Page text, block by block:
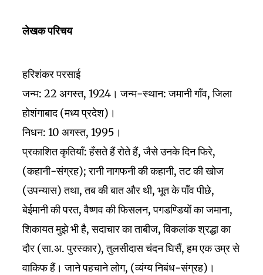
लेखक परिचय
हरिशंकर परसाई
जन्म: 22 अगस्त, 1924। जन्म-स्थान: जमानी गाँव, जिला
होशंगाबाद (मध्य प्रदेश)।
निधन: 10 अगस्त, 1995।
प्रकाशित कृतियाँ: हँसते हैं रोते हैं, जैसे उनके दिन फिरे,
(कहानी-संग्रह); रानी नागफनी की कहानी, तट की खोज
(उपन्यास) तथा, तब की बात और थी, भूत के पाँव पीछे,
बेईमानी की परत, वैष्णव की फिसलन, पगडण्डियों का जमाना,
शिकायत मुझे भी है, सदाचार का ताबीज, विकलांक श्रद्धा का
दौर (सा.अ. पुरस्कार), तुलसीदास चंदन घिसैं, हम एक उम्र से
वाकिफ हैं। जाने पहचाने लोग, (व्यंग्य निबंध-संग्रह)।